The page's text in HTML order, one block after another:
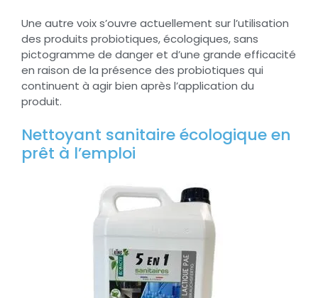
Une autre voix s’ouvre actuellement sur l’utilisation
des produits probiotiques, écologiques, sans
pictogramme de danger et d’une grande efficacité
en raison de la présence des probiotiques qui
continuent à agir bien après l’application du
produit.
Nettoyant sanitaire écologique en
prêt à l’emploi